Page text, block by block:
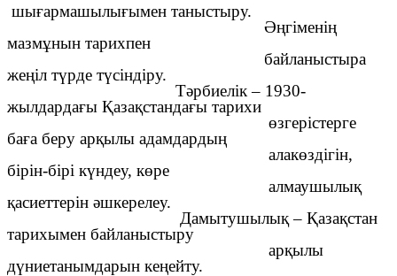
шығармашылығымен таныстыру.
Әңгіменің
мазмұнын тарихпен
байланыстыра
жеңіл түрде түсіндіру.
Тәрбиелік – 1930-
жылдардағы Қазақстандағы тарихи
өзгерістерге
баға беру арқылы адамдардың
алакөздігін,
бірін-бірі күндеу, көре
алмаушылық
қасиеттерін әшкерелеу.
Дамытушылық – Қазақстан
тарихымен байланыстыру
арқылы
дүниетанымдарын кеңейту.